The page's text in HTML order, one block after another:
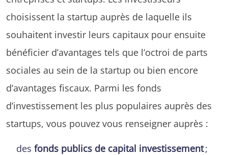
choisissent la startup auprès de laquelle ils
souhaitent investir leurs capitaux pour ensuite
bénéficier d’avantages tels que l’octroi de parts
sociales au sein de la startup ou bien encore
d’avantages fiscaux. Parmi les fonds
d’investissement les plus populaires auprès des
startups, vous pouvez vous renseigner auprès :
des fonds publics de capital investissement;